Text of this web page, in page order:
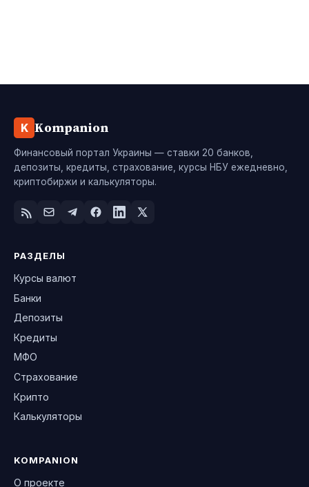
K Kompanion
Финансовый портал Украины — ставки 20 банков,
депозиты, кредиты, страхование, курсы НБУ ежедневно,
криптобиржи и калькуляторы.
РАЗДЕЛЫ
Курсы валют
Банки
Депозиты
Кредиты
МФО
Страхование
Крипто
Калькуляторы
KOMPANION
О проекте